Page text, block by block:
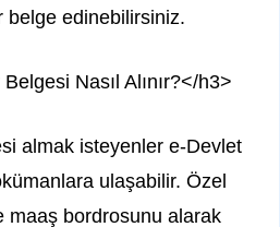
belge edinebilirsiniz.
Nasıl Alınır?</h3>
almak isteyenler e-Devlet
ulaşabilir. Özel
maaş bordrosunu alarak